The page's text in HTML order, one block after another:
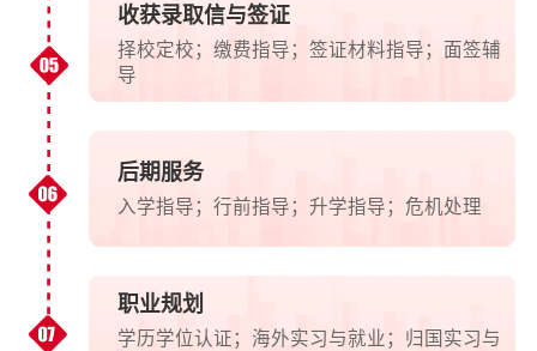
收获录取信与签证
择校定校；缴费指导；签证材料指导；面签辅
导
后期服务
入学指导；行前指导；升学指导；危机处理
职业规划
学历学位认证；海外实习与就业；归国实习与